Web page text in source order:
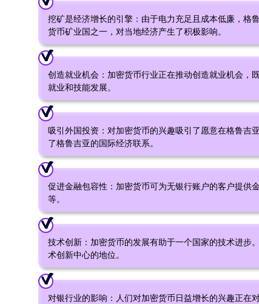
挖矿是经济增长的引擎：由于电力充足且成本低廉，格
货币矿业国之一，对当地经济产生了积极影响。
创造就业机会：加密货币行业正在推动创造就业机会，
就业和技能发展。
吸引外国投资：对加密货币的兴趣吸引了愿意在格鲁吉
了格鲁吉亚的国际经济联系。
促进金融包容性：加密货币可为无银行账户的客户提供
等。
技术创新：加密货币的发展有助于一个国家的技术进步
术创新中心的地位。
对银行业的影响：人们对加密货币日益增长的兴趣正在